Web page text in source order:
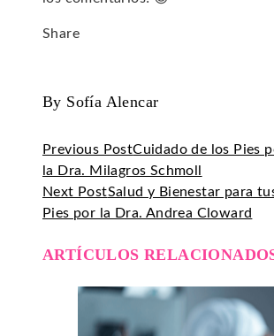
Share
By Sofía Alencar
Previous PostCuidado de los Pies
la Dra. Milagros Schmoll
Next PostSalud y Bienestar para
Pies por la Dra. Andrea Cloward
ARTÍCULOS